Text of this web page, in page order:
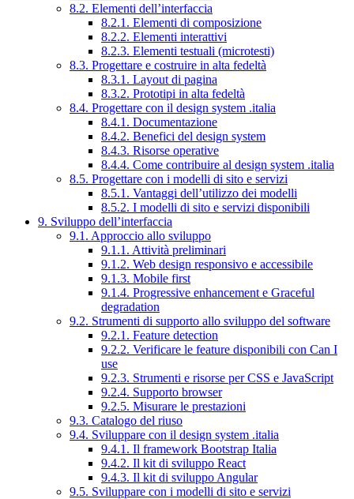
8.2. Elementi dell’interfaccia
8.2.1. Elementi di composizione
8.2.2. Elementi interattivi
8.2.3. Elementi testuali (microtesti)
8.3. Progettare e costruire in alta fedeltà
8.3.1. Layout di pagina
8.3.2. Prototipi in alta fedeltà
8.4. Progettare con il design system .italia
8.4.1. Documentazione
8.4.2. Benefici del design system
8.4.3. Risorse operative
8.4.4. Come contribuire al design system .italia
8.5. Progettare con i modelli di sito e servizi
8.5.1. Vantaggi dell’utilizzo dei modelli
8.5.2. I modelli di sito e servizi disponibili
9. Sviluppo dell’interfaccia
9.1. Approccio allo sviluppo
9.1.1. Attività preliminari
9.1.2. Web design responsivo e accessibile
9.1.3. Mobile first
9.1.4. Progressive enhancement e Graceful
degradation
9.2. Strumenti di supporto allo sviluppo del software
9.2.1. Feature detection
9.2.2. Verificare le feature disponibili con Can I
use
9.2.3. Strumenti e risorse per CSS e JavaScript
9.2.4. Supporto browser
9.2.5. Misurare le prestazioni
9.3. Catalogo del riuso
9.4. Sviluppare con il design system .italia
9.4.1. Il framework Bootstrap Italia
9.4.2. Il kit di sviluppo React
9.4.3. Il kit di sviluppo Angular
9.5. Sviluppare con i modelli di sito e servizi